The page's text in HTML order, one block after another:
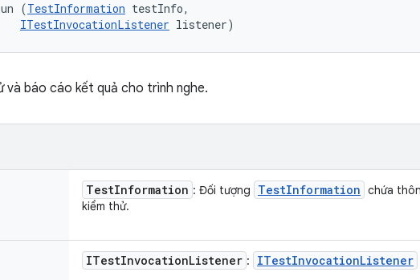
(TestInformation testInfo,
ITestInvocationListener listener)
và báo cáo kết quả cho trình nghe.
TestInformation : Đối tượng TestInformation chứa
kiểm thử.
ITestInvocationListener : ITestInvocationListener